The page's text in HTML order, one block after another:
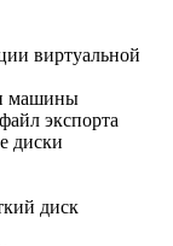
виртуальной
машины
экспорта
диски
диск